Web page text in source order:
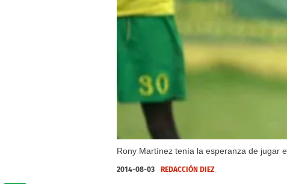
Rony Martínez tenía la esperanza de jugar
2014-08-03 REDACCIÓN DIEZ